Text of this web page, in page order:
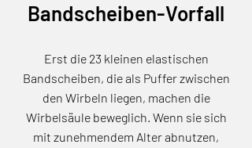
Bandscheiben-Vorfall
Erst die 23 kleinen elastischen
Bandscheiben, die als Puffer zwischen
den Wirbeln liegen, machen die
Wirbelsäule beweglich. Wenn sie sich
mit zunehmendem Alter abnutzen,